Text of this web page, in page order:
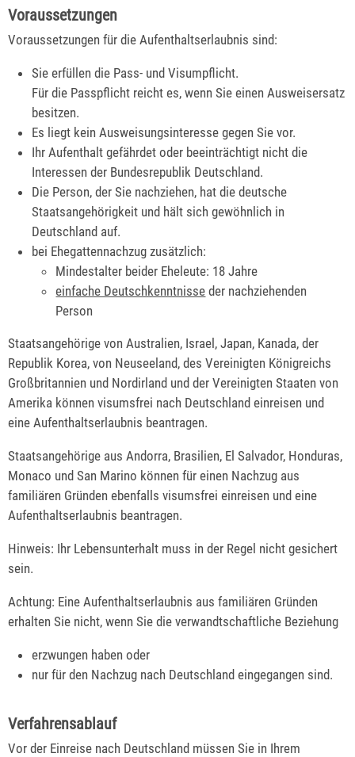
Voraussetzungen
Voraussetzungen für die Aufenthaltserlaubnis sind:
Sie erfüllen die Pass- und Visumpflicht.
Für die Passpflicht reicht es, wenn Sie einen Ausweisersatz
besitzen.
Es liegt kein Ausweisungsinteresse gegen Sie vor.
Ihr Aufenthalt gefährdet oder beeinträchtigt nicht die
Interessen der Bundesrepublik Deutschland.
Die Person, der Sie nachziehen, hat die deutsche
Staatsangehörigkeit und hält sich gewöhnlich in
Deutschland auf.
bei Ehegattennachzug zusätzlich:
Mindestalter beider Eheleute: 18 Jahre
einfache Deutschkenntnisse der nachziehenden
Person
Staatsangehörige von Australien, Israel, Japan, Kanada, der
Republik Korea, von Neuseeland, des Vereinigten Königreichs
Großbritannien und Nordirland und der Vereinigten Staaten von
Amerika können visumsfrei nach Deutschland einreisen und
eine Aufenthaltserlaubnis beantragen.
Staatsangehörige aus Andorra, Brasilien, El Salvador, Honduras,
Monaco und San Marino können für einen Nachzug aus
familiären Gründen ebenfalls visumsfrei einreisen und eine
Aufenthaltserlaubnis beantragen.
Hinweis: Ihr Lebensunterhalt muss in der Regel nicht gesichert
sein.
Achtung: Eine Aufenthaltserlaubnis aus familiären Gründen
erhalten Sie nicht, wenn Sie die verwandtschaftliche Beziehung
erzwungen haben oder
nur für den Nachzug nach Deutschland eingegangen sind.
Verfahrensablauf
Vor der Einreise nach Deutschland müssen Sie in Ihrem